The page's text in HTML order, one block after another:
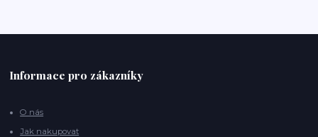
Informace pro zákazníky
O nás
Jak nakupovat